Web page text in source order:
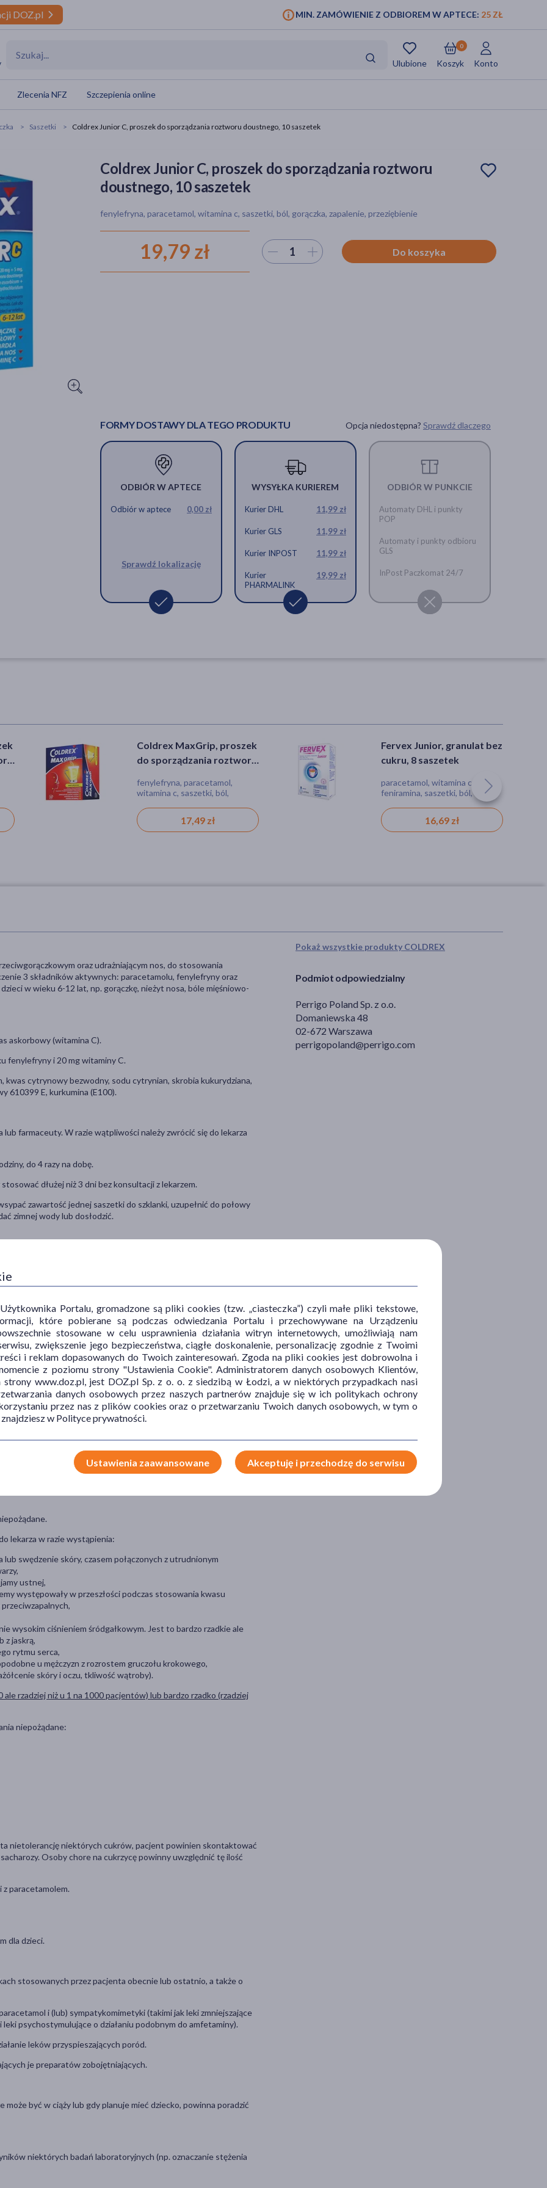
DOZ.pl MIN. ZAMÓWIENIE Z ODBIOREM W APTECE: 25 ZŁ
Ulubione Koszyk
0
Konto
Zlecenia NFZ Szczepienia online
Saszetki Coldrex Junior C, proszek do sporządzania roztworu doustnego, 10 saszetek
Coldrex Junior C, proszek do sporządzania roztworu
doustnego, 10 saszetek
fenylefryna, paracetamol, witamina c, saszetki, ból, gorączka, zapalenie, przeziębienie
19,79 zł Wybierz ilość Do koszyka
FORMY DOSTAWY DLA TEGO PRODUKTU Opcja niedostępna? Sprawdź dlaczego
ODBIÓR W APTECE
Odbiór w aptece 0,00 zł
Sprawdź lokalizację
WYSYŁKA KURIEREM
Kurier DHL 11,99 zł
Kurier GLS 11,99 zł
Kurier INPOST 11,99 zł
Kurier
PHARMALINK
19,99 zł
ODBIÓR W PUNKCIE
Automaty DHL i punkty
POP
Automaty i punkty odbioru
GLS
InPost Paczkomat 24/7
Coldrex MaxGrip, proszek
do sporządzania roztworu
smak cytrynowy, 10 szt.
fenylefryna, paracetamol,
witamina c, saszetki, ból,
17,49 zł
Fervex Junior, granulat bez
cukru, 8 saszetek
paracetamol, witamina c,
feniramina, saszetki, ból,
gorączka, kichanie, łzawienie
oczu, grypa, przeziębienie
16,69 zł
Pokaż wszystkie produkty COLDREX
Podmiot odpowiedzialny
Perrigo Poland Sp. z o.o.
Domaniewska 48
02-672 Warszawa
perrigopoland@perrigo.com
oraz udrażniającym nos, do stosowania
3 składników aktywnych: paracetamolu, fenylefryny oraz
w wieku 6-12 lat, np. gorączkę, nieżyt nosa, bóle mięśniowo-
askorbowy (witamina C).
fenylefryny i 20 mg witaminy C.
kwas cytrynowy bezwodny, sodu cytrynian, skrobia kukurydziana,
610399 E, kurkumina (E100).
farmaceuty. W razie wątpliwości należy zwrócić się do lekarza
do 4 razy na dobę.
dłużej niż 3 dni bez konsultacji z lekarzem.
zawartość jednej saszetki do szklanki, uzupełnić do połowy
zimnej wody lub dosłodzić.
Fenylefryna zmniejsza przekrwienie błony śluzowej nosa,
jej niedobory, które mogą pojawić się na początkowym
leczenia grypy lub przeziębienia, przebiegających z gorączką,
u dzieci w wieku 6-12 lat.
z pozostałych składników tego leku,
zakażeń wirusem HIV),
(MAO) i w ciągu 2 tygodni po zakończeniu ich stosowania.
lekarza w razie wystąpienia:
swędzenie skóry, czasem połączonych z utrudnionym
ustnej,
występowały w przeszłości podczas stosowania kwasu
wysokim ciśnieniem śródgałkowym. Jest to bardzo rzadkie ale
z jaskrą,
rytmu serca,
u mężczyzn z rozrostem gruczołu krokowego,
skóry i oczu, tkliwość wątroby).
ale rzadziej niż u 1 na 1000 pacjentów) lub bardzo rzadko (rzadziej
niepożądane:
nietolerancję niektórych cukrów, pacjent powinien skontaktować
Osoby chore na cukrzycę powinny uwzględnić tę ilość
z paracetamolem.
dla dzieci.
stosowanych przez pacjenta obecnie lub ostatnio, a także o
i (lub) sympatykomimetyki (takimi jak leki zmniejszające
psychostymulujące o działaniu podobnym do amfetaminy).
leków przyspieszających poród.
je preparatów zobojętniających.
może być w ciąży lub gdy planuje mieć dziecko, powinna poradzić
niektórych badań laboratoryjnych (np. oznaczanie stężenia
Portalu, gromadzone są pliki cookies (tzw. „ciasteczka”) czyli małe pliki tekstowe,
które pobierane są podczas odwiedzania Portalu i przechowywane na Urządzeniu
stosowane w celu usprawnienia działania witryn internetowych, umożliwiają nam
zwiększenie jego bezpieczeństwa, ciągłe doskonalenie, personalizację zgodnie z Twoimi
i reklam dopasowanych do Twoich zainteresowań. Zgoda na pliki cookies jest dobrowolna i
z poziomu strony "Ustawienia Cookie". Administratorem danych osobowych Klientów,
www.doz.pl, jest DOZ.pl Sp. z o. o. z siedzibą w Łodzi, a w niektórych przypadkach nasi
danych osobowych przez naszych partnerów znajduje się w ich politykach ochrony
przez nas z plików cookies oraz o przetwarzaniu Twoich danych osobowych, w tym o
w Polityce prywatności.
Ustawienia zaawansowane Akceptuję i przechodzę do serwisu